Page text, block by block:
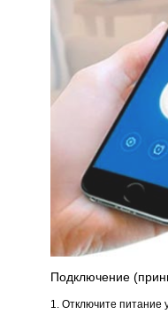
Подключение
1. Отключите питание